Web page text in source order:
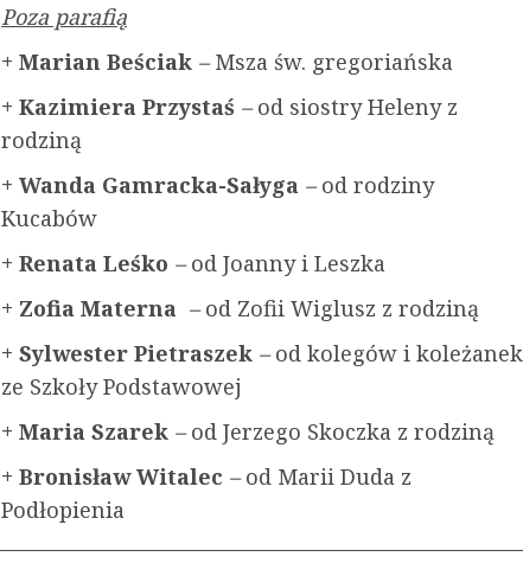
Poza parafią
+ Marian Beściak –Msza św. gregoriańska
+ Kazimiera Przystaś –od siostry Heleny z
rodziną
+ Wanda Gamracka-Sałyga –od rodziny
Kucabów
+ Renata Leśko –od Joanny i Leszka
+ Zofia Materna –od Zofii Wiglusz z rodziną
+ Sylwester Pietraszek –od kolegów i koleżanek
ze Szkoły Podstawowej
+ Maria Szarek –od Jerzego Skoczka z rodziną
+ Bronisław Witalec –od Marii Duda z
Podłopienia